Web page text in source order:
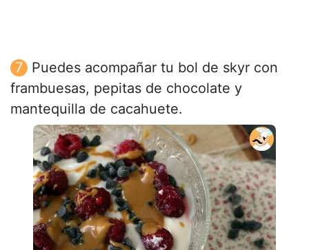
Puedes acompañar tu bol de skyr con
frambuesas, pepitas de chocolate y
mantequilla de cacahuete.